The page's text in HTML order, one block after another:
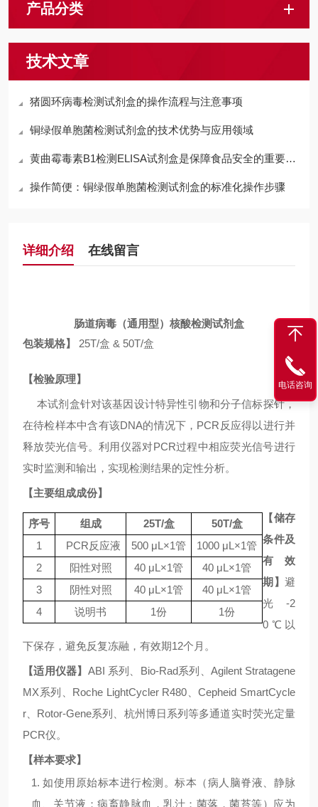
产品分类
技术文章
猪圆环病毒检测试剂盒的操作流程与注意事项
铜绿假单胞菌检测试剂盒的技术优势与应用领域
黄曲霉毒素B1检测ELISA试剂盒是保障食品安全的重要工具
操作简便：铜绿假单胞菌检测试剂盒的标准化操作步骤
详细介绍 在线留言
肠道病毒（通用型）核酸检测试剂盒
包装规格】
25T/盒 & 50T/盒
【检验原理】
本试剂盒针对该基因设计特异性引物和分子信标探针，
在待检样本中含有该DNA的情况下， PCR 反应得以进行并
释放荧光信号。利用仪器对PCR过程中相应荧光信号进行
实时监测和输出，实现检测结果的定性分析。
【主要组成成份】
序号 组成 25T/盒 50T/盒
1
PCR反应液 500 μL×1管 1000 μL×1管
2
阳性对照 40 μL×1管 40 μL×1管
3
阴性对照 40 μL×1管 40 μL×1管
4
说明书 1份 1份
【储存
条件及
有效
期】 避
光 -2
0℃ 以
下保存，避免反复冻融，有效期12个月。
【适用仪器】 ABI 系列、 Bio-Rad系列、 Agilent Stratagene
MX系列、 Roche LightCycler R480 、Cepheid SmartCycle
r
Rotor-Gene系列、杭州博日系列等多通道实时荧光定量
PCR仪。
【样本要求】
1.如使用原始标本进行检测。标本（病人脑脊液、静脉
血、关节液；病畜静脉血，乳汁；菌落，菌苔等）应为
电话咨询